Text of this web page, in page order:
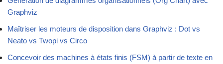
Graphviz
Maîtriser les moteurs de disposition dans Graphviz : Dot vs
Neato vs Twopi vs Circo
Concevoir des machines à états finis (FSM) à partir de texte en